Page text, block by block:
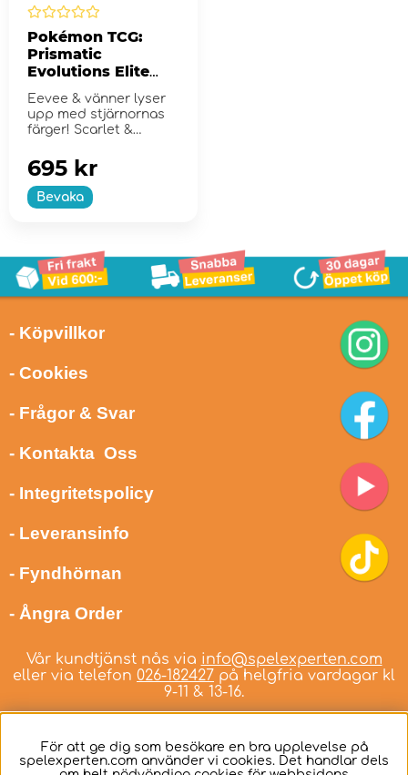
Pokémon TCG:
Prismatic
Evolutions Elite
Trainer Box
Eevee & vänner lyser
upp med stjärnornas
färger! Scarlet &
Bevaka
695 kr
- Köpvillkor
- Cookies
- Frågor & Svar
- Kontakta Oss
- Integritetspolicy
- Leveransinfo
- Fyndhörnan
- Ångra Order
Vår kundtjänst nås via info@spelexperten.com
eller via telefon 026-182427 på helgfria vardagar kl
9-11 & 13-16.
För att ge dig som besökare en bra upplevelse på
spelexperten.com använder vi cookies. Det handlar dels